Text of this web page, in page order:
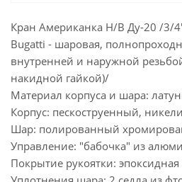
Кран Американка Н/В Ду-20 /3/
Bugatti - шаровая,
внутренней и наружной
накидной гайкой)/
Материал корпуса и шара:
Корпус: пескоструенный,
Шар: полированный
Управление: "бабочка" из
Покрытие рукоятки: